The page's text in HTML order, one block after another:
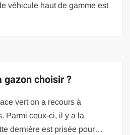
véhicule haut de gamme est
gazon choisir ?
vert on a recours à
Parmi ceux-ci, il y a la
dernière est prisée pour…